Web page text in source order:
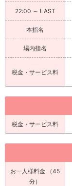
22:00 ～ LAST
本指名
場内指名
税金・サービス料
税金・サービス料
お一人様料金 （45
分）